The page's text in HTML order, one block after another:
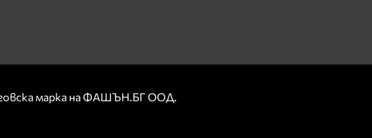
марка на ФАШЪН.БГ ООД.